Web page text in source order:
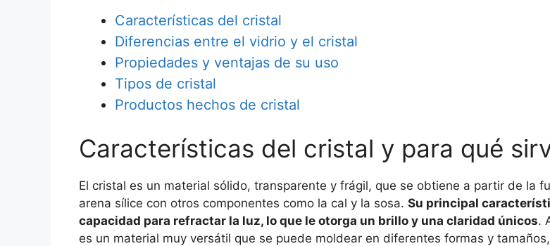
Características del cristal
Diferencias entre el vidrio y el cristal
Propiedades y ventajas de su uso
Tipos de cristal
Productos hechos de cristal
Características del cristal y para qué
El cristal es un material sólido, transparente y frágil, que se obtiene a partir de la
arena sílice con otros componentes como la cal y la sosa. Su principal
capacidad para refractar la luz, lo que le otorga un brillo y una claridad únicos.
es un material muy versátil que se puede moldear en diferentes formas y